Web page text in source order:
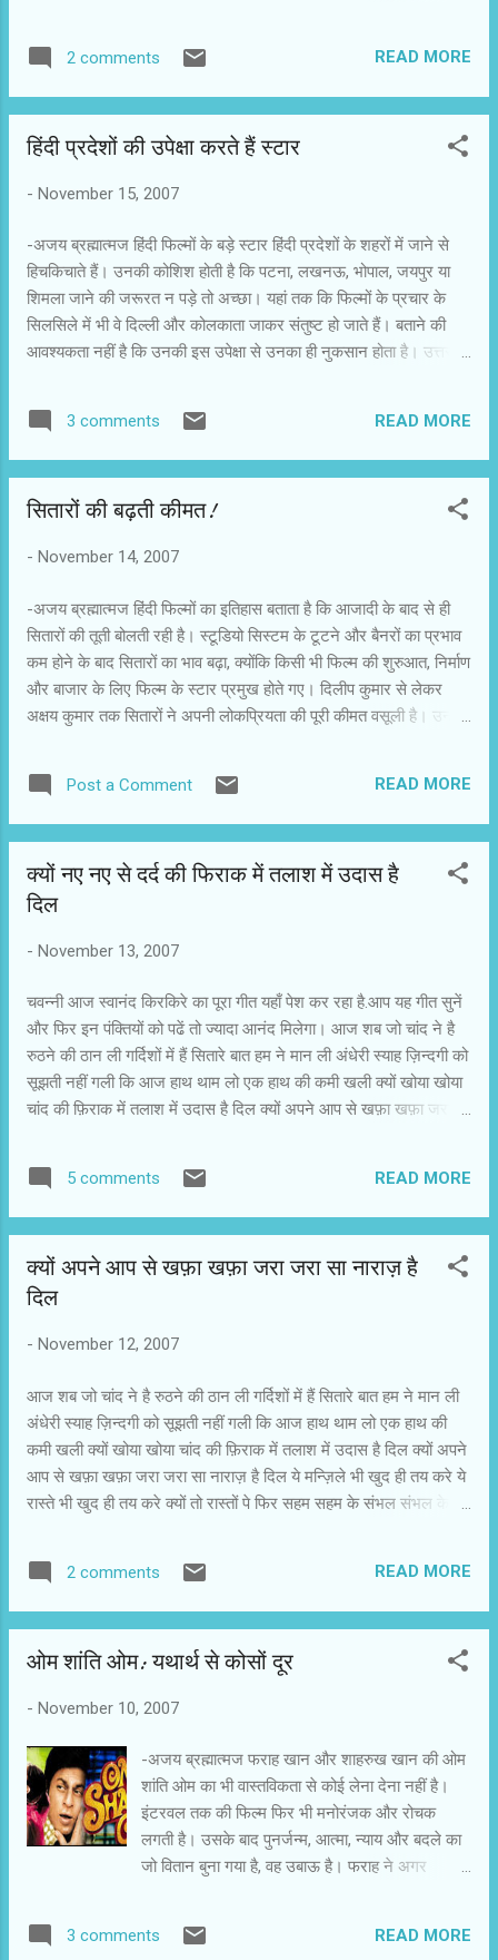
टीम विजेता घोषित की जाती है। विवेक की गोल इंग्लैंड में बनी है। वहां की
एशियाई बस्ती साउथ हाल के लोगों का यूनाइटेड क्लब है। क्लब कई साल से
एक मेंबर के साथ ही बिल्डरों की नजर क्लब की जमीन पर लगी है। क्लब के
तलाश होती है। पुराने खिलाड़ी टोनी (बोमन ईरानी) मिल जाते हैं। वह पहले तो
टीम में जोश कैसे पैदा क...
2 comments READ MORE
हिंदी प्रदेशों की उपेक्षा करते हैं स्टार
- November 15, 2007
-अजय ब्रह्मात्मज हिंदी फिल्मों के बड़े स्टार हिंदी प्रदेशों के शहरों में जाने से
हिचकिचाते हैं। उनकी कोशिश होती है कि पटना, लखनऊ, भोपाल, जयपुर या
शिमला जाने की जरूरत न पड़े तो अच्छा। यहां तक कि फिल्मों के प्रचार के
सिलसिले में भी वे दिल्ली और कोलकाता जाकर संतुष्ट हो जाते हैं। बताने की
आवश्यकता नहीं है कि उनकी इस उपेक्षा से उनका ही नुकसान होता है। उत्तर
मिल सकते हैं और फिल्मों का बिजनेस बढ़ सकता है। हिन्दी फिल्मों का बाजार
और प्रचार तंत्र मुख्य रूप से संपन्न दर्शकों से ही प्रभावित होता है। बड़े शहरों
के मल्टीप्लेक्स में टिकट की कीमत इन दिनों कम से कम सौ रुपये होती है, जो
फिल्मों के 20 से 36 शो तक होते हैं। इस तरह चंद दिनों में ही प्रति प्रिंट भारी
की अधिकतम कीमत सौ रुपये है। सिंगल स्क्रीन में फिल्म लगी हो, तो उसके
3 comments READ MORE
सितारों की बढ़ती कीमत!
- November 14, 2007
-अजय ब्रह्मात्मज हिंदी फिल्मों का इतिहास बताता है कि आजादी के बाद से ही
सितारों की तूती बोलती रही है। स्टूडियो सिस्टम के टूटने और बैनरों का प्रभाव
कम होने के बाद सितारों का भाव बढ़ा, क्योंकि किसी भी फिल्म की शुरुआत, निर्माण
और बाजार के लिए फिल्म के स्टार प्रमुख होते गए। दिलीप कुमार से लेकर
अक्षय कुमार तक सितारों ने अपनी लोकप्रियता की पूरी कीमत वसूली है। उन्हें
खान सुर्खियों में रहे। ऐसा कहा गया कि अपेक्षाकृत एक नई प्रोडक्शन कंपनी ने
उन्हें भारी रकम देने के साथ ही लाभ में शेयर देने का वादा किया है। इतना ही
संकुचित तरीके से भी इस अनुबंध को रकम में बदलें, तो कुल राशि 25-30 करोड़
का आंकड़ा पार कर जाएगी। जिस देश में प्रति व्यक्ति औसत आय हजारों में चल
उन्हें करोड़ों की रकम दी जाती है? सितारों को मिलने वाली भा...
Post a Comment READ MORE
क्यों नए नए से दर्द की फिराक में तलाश में उदास है
दिल
- November 13, 2007
चवन्नी आज स्वानंद किरकिरे का पूरा गीत यहाँ पेश कर रहा है.आप यह गीत सुनें
और फिर इन पंक्तियों को पढें तो ज्यादा आनंद मिलेगा। आज शब जो चांद ने है
रुठने की ठान ली गर्दिशों में हैं सितारे बात हम ने मान ली अंधेरी स्याह ज़िन्दगी को
सूझती नहीं गली कि आज हाथ थाम लो एक हाथ की कमी खली क्यों खोया खोया
चांद की फ़िराक में तलाश में उदास है दिल क्यों अपने आप से खफ़ा खफ़ा जरा
क्यों तो रास्तों पे फिर सहम सहम के संभल संभल के चलता है ये दिल क्यों खोया
खोया चांद की फ़िराक में तलाश में उदास है दिल जिंदगी सवालों के जवाब ढूंढने
चली जवाब में सवालों की एक लंबी सी लड़ी मिली सवाल ही सवाल है सूझती नहीं
इधर भी नोच लूं उधर भी नोच लूं एक दो पांच क्या मैं फिर सारे नोच लूं इधर भी
नोच लूं उधर भी नोच लूं सितारे नोच लूं, मैं सारे नोच लूं क्यों तो आज इतना वहशी
नाराज है दिल दिल को समझाना कह दो क्या आसान है दिल तो फितरत से...
5 comments READ MORE
क्यों अपने आप से खफ़ा खफ़ा जरा जरा सा नाराज़ है
दिल
- November 12, 2007
आज शब जो चांद ने है रुठने की ठान ली गर्दिशों में हैं सितारे बात हम ने मान ली
अंधेरी स्याह ज़िन्दगी को सूझती नहीं गली कि आज हाथ थाम लो एक हाथ की
कमी खली क्यों खोया खोया चांद की फ़िराक में तलाश में उदास है दिल क्यों अपने
आप से खफ़ा खफ़ा जरा जरा सा नाराज़ है दिल ये मन्ज़िले भी खुद ही तय करे ये
रास्ते भी खुद ही तय करे क्यों तो रास्तों पे फिर सहम सहम के संभल संभल के
यह गीत खूब पसंद किया जा रहा है.इसे स्वानंद किरकिरे ने लिखा है और संगीत
शांतनु मोइत्रा का है.अगर आप पूरा गीत पढना चाहते हैं तो बताएं.चवन्नी शाम तक
और स्वानंद ने शब्दों से उस दशक को जिंदा कर दिया है.फिल्म इंडस्ट्री के इन
के हैं। सुधीर मिश्र ने इन्हें हज़ारों ख्वाहिशें ऐसी... में मौका दिया था .तब से दोनों
लगातार आगे ही बढ़ते जा रहे हैं.शुक्र है कि...
2 comments READ MORE
ओम शांति ओम: यथार्थ से कोसों दूर
- November 10, 2007
-अजय ब्रह्मात्मज फराह खान और शाहरुख खान की ओम
शांति ओम का भी वास्तविकता से कोई लेना देना नहीं है।
इंटरवल तक की फिल्म फिर भी मनोरंजक और रोचक
लगती है। उसके बाद पुनर्जन्म, आत्मा, न्याय और बदले का
जो वितान बुना गया है, वह उबाऊ है। फराह ने अगर
शांति है। एक सैंडी है, जो बाद में शांति का रूप लेती है।
3 comments READ MORE